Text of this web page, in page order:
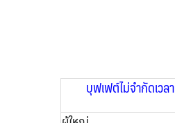
บุฟเฟต์ไม่จำกัดเวลา